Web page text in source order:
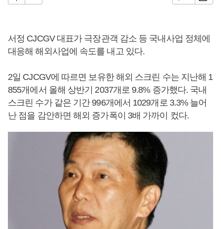
서정 CJCGV 대표가 극장관객 감소 등 국내사업 정체에
대응해 해외사업에 속도를 내고 있다.
2일 CJCGV에 따르면 보유한 해외 스크린 수는 지난해 1
855개에서 올해 상반기 2037개로 9.8% 증가했다. 국내
스크린 수가 같은 기간 996개에서 1029개로 3.3% 늘어
난 점을 감안하면 해외 증가폭이 3배 가까이 컸다.